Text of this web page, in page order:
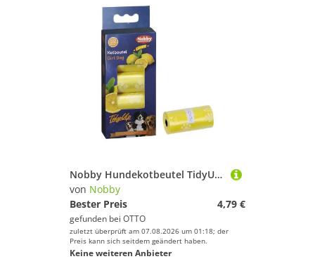
Nobby Hundekotbeutel TidyUp Kotbeutel Lemon mit Pfotendruck
von Nobby
Bester Preis
4,79 €
gefunden bei OTTO
zuletzt überprüft am 07.08.2026 um 01:18; der
Preis kann sich seitdem geändert haben.
Keine weiteren Anbieter